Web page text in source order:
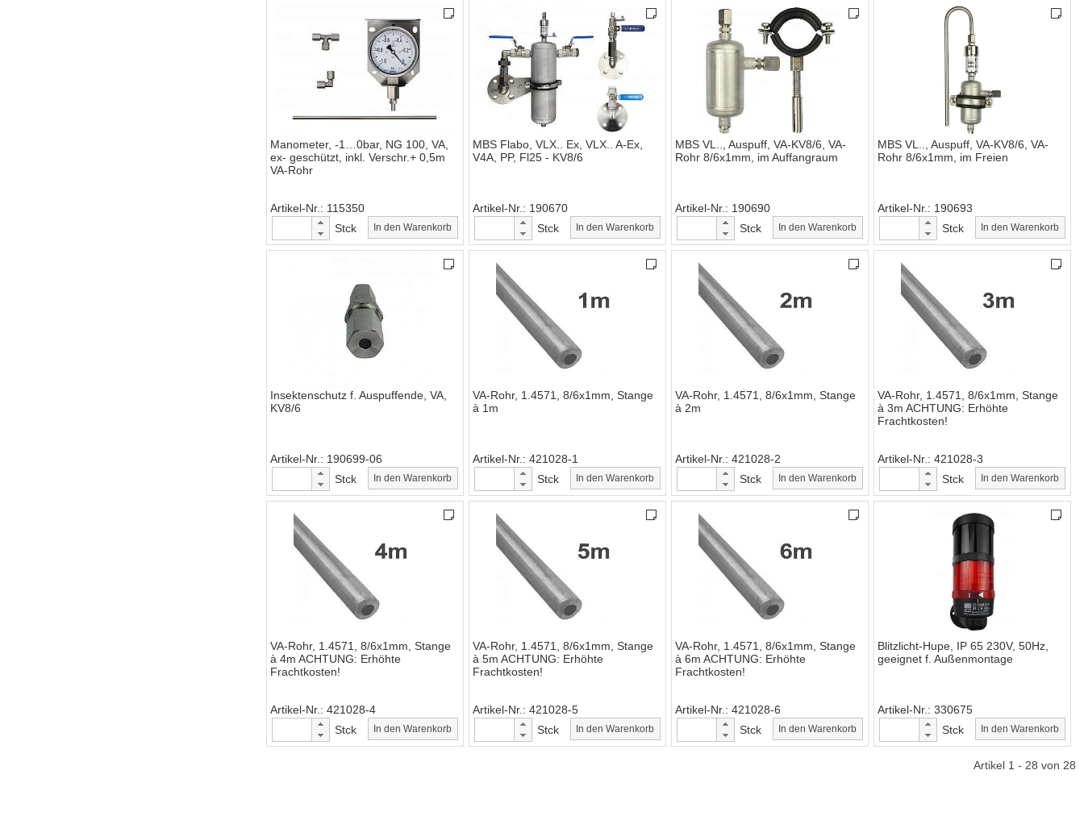
Manometer, -1…0bar, NG 100, VA,
ex- geschützt, inkl. Verschr.+ 0,5m
VA-Rohr
Artikel-Nr.
115350
Stck
In den Warenkorb
MBS Flabo, VLX.. Ex, VLX.. A-Ex,
V4A, PP, Fl25 - KV8/6
Artikel-Nr.
190670
Stck
In den Warenkorb
MBS VL.., Auspuff, VA-KV8/6, VA-
Rohr 8/6x1mm, im Auffangraum
Artikel-Nr.
190690
Stck
In den Warenkorb
MBS VL.., Auspuff, VA-KV8/6, VA-
Rohr 8/6x1mm, im Freien
Artikel-Nr.
190693
Stck
In den Warenkorb
Insektenschutz f. Auspuffende, VA,
KV8/6
Artikel-Nr.
190699-06
Stck
In den Warenkorb
VA-Rohr, 1.4571, 8/6x1mm, Stange
à 1m
Artikel-Nr. 421028-1
Stck
In den Warenkorb
VA-Rohr, 1.4571, 8/6x1mm, Stange
à 2m
Artikel-Nr. 421028-2
Stck
In den Warenkorb
VA-Rohr, 1.4571, 8/6x1mm, Stange
à 3m ACHTUNG: Erhöhte
Frachtkosten!
Artikel-Nr. 421028-3
Stck
In den Warenkorb
VA-Rohr, 1.4571, 8/6x1mm, Stange
à 4m ACHTUNG: Erhöhte
Frachtkosten!
Artikel-Nr. 421028-4
Stck
In den Warenkorb
VA-Rohr, 1.4571, 8/6x1mm, Stange
à 5m ACHTUNG: Erhöhte
Frachtkosten!
Artikel-Nr. 421028-5
Stck
In den Warenkorb
VA-Rohr, 1.4571, 8/6x1mm, Stange
à 6m ACHTUNG: Erhöhte
Frachtkosten!
Artikel-Nr. 421028-6
Stck
In den Warenkorb
Blitzlicht-Hupe, IP 65 230V, 50Hz,
geeignet f. Außenmontage
Artikel-Nr. 330675
Stck
In den Warenkorb
Artikel 1 - 28 von 28